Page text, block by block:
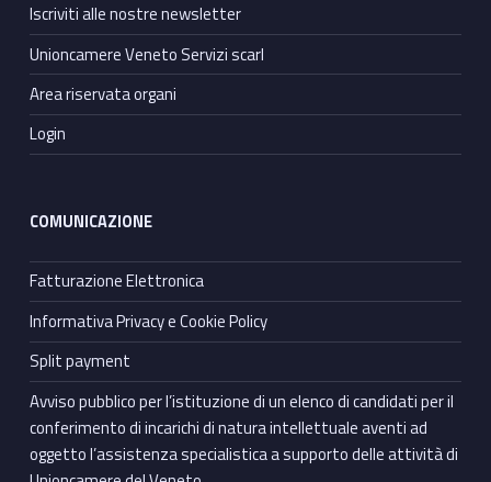
Iscriviti alle nostre newsletter
Unioncamere Veneto Servizi scarl
Area riservata organi
Login
COMUNICAZIONE
Fatturazione Elettronica
Informativa Privacy e Cookie Policy
Split payment
Avviso pubblico per l’istituzione di un elenco di candidati per il
conferimento di incarichi di natura intellettuale aventi ad
oggetto l’assistenza specialistica a supporto delle attività di